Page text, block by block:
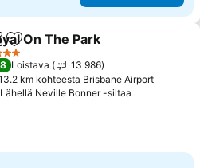
Lisää suosikkeihin
On The Park
Loistava
13 986
km kohteesta Brisbane Airport
Lähellä Neville Bonner -siltaa